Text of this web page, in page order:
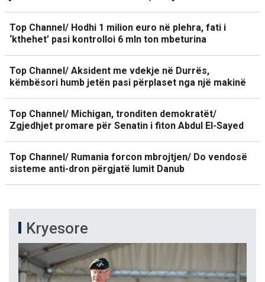
Top Channel/ Hodhi 1 milion euro në plehra, fati i
‘kthehet’ pasi kontrolloi 6 mln ton mbeturina
Top Channel/ Aksident me vdekje në Durrës,
këmbësori humb jetën pasi përplaset nga një makinë
Top Channel/ Michigan, tronditen demokratët/
Zgjedhjet promare për Senatin i fiton Abdul El-Sayed
Top Channel/ Rumania forcon mbrojtjen/ Do vendosë
sisteme anti-dron përgjatë lumit Danub
Kryesore